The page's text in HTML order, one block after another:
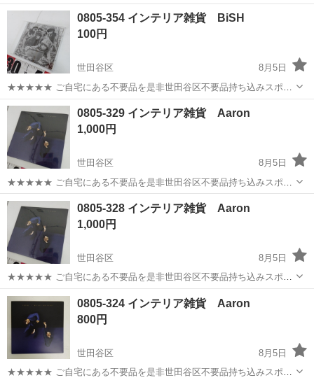
めやすい♪ シフトの強制もないですし 自分のペースで働くことも
できるので 続けやすい♪働きやすい♪ ＼＼ 『シフトが削られた…』
『思うように稼...
東京 世田谷区 三軒茶屋駅 警備員
0805-354 インテリア雑貨 BiSH
100円
世田谷区
8月5日
★★★★★ ご自宅にある不要品を是非世田谷区不要品持ち込みスポッ
トへお持ち込みしませんか？ 家電や家具、レジャー用品などが無料で
まとめて持ち込めます！ ※詳細はこちらのページをご確認ください。
https://jmt...
東京 世田谷区 スポット
0805-329 インテリア雑貨 Aaron
1,000円
世田谷区
8月5日
★★★★★ ご自宅にある不要品を是非世田谷区不要品持ち込みスポッ
トへお持ち込みしませんか？ 家電や家具、レジャー用品などが無料で
まとめて持ち込めます！ ※詳細はこちらのページをご確認ください。
https://jmt...
東京 世田谷区 スポット
0805-328 インテリア雑貨 Aaron
1,000円
世田谷区
8月5日
★★★★★ ご自宅にある不要品を是非世田谷区不要品持ち込みスポッ
トへお持ち込みしませんか？ 家電や家具、レジャー用品などが無料で
まとめて持ち込めます！ ※詳細はこちらのページをご確認ください。
https://jmt...
東京 世田谷区 スポット
0805-324 インテリア雑貨 Aaron
800円
世田谷区
8月5日
★★★★★ ご自宅にある不要品を是非世田谷区不要品持ち込みスポッ